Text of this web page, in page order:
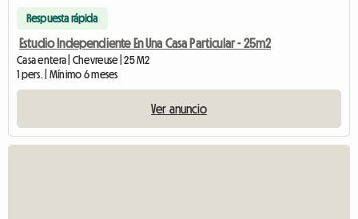
Respuesta rápida
Estudio Independiente En Una Casa Particular - 25m2
Casa entera | Chevreuse | 25 M2
1 pers. | Mínimo 6 meses
Ver anuncio